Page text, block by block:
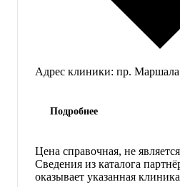
Адрес клиники: пр. Маршала
Подробнее
Цена справочная, не
Сведения из каталога
оказывает указанная